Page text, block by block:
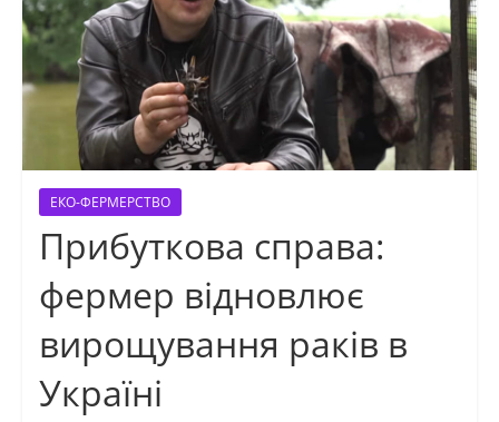
ЕКО-ФЕРМЕРСТВО
Прибуткова справа:
фермер відновлює
вирощування раків в
Україні